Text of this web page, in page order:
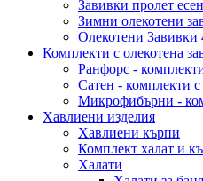
Завивки пролет есен
Зимни олекотени
Олекотени Завивки
Комплекти с олекотена
Ранфорс -
Сатен - комплекти с
Микрофибърни -
Хавлиени изделия
Хавлиени кърпи
Комплект халат и
Халати